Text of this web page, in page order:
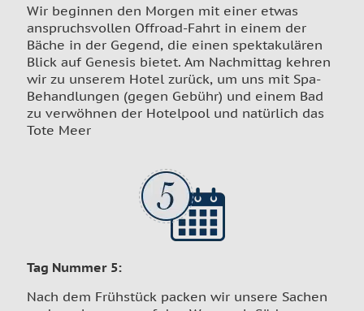
Wir beginnen den Morgen mit einer etwas
anspruchsvollen Offroad-Fahrt in einem der
Bäche in der Gegend, die einen spektakulären
Blick auf Genesis bietet. Am Nachmittag kehren
wir zu unserem Hotel zurück, um uns mit Spa-
Behandlungen (gegen Gebühr) und einem Bad
zu verwöhnen der Hotelpool und natürlich das
Tote Meer
Tag Nummer 5:
Nach dem Frühstück packen wir unsere Sachen